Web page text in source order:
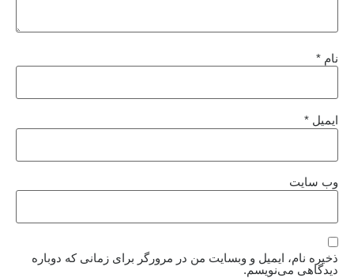
نام *
ایمیل *
وب‌ سایت
ذخیره نام، ایمیل و وبسایت من در مرورگر برای زمانی که دوباره
دیدگاهی می‌نویسم.